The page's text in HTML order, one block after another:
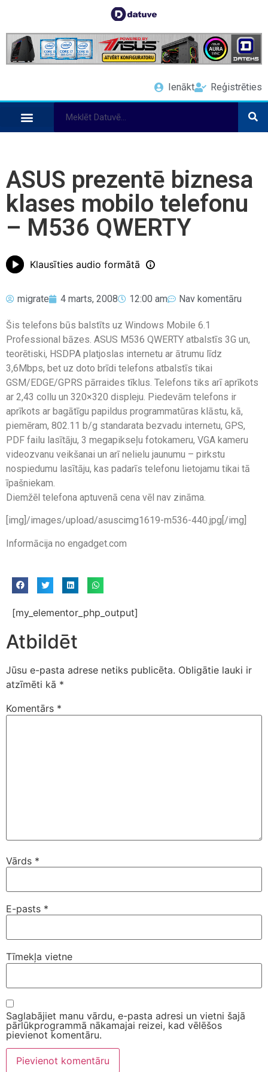
Ienākt Reģistrēties
ASUS prezentē biznesa
klases mobilo telefonu
– M536 QWERTY
Klausīties audio formātā
migrate 4 marts, 2008 12:00 am Nav komentāru
Šis telefons būs balstīts uz Windows Mobile 6.1
Professional bāzes. ASUS M536 QWERTY atbalstīs 3G un,
teorētiski, HSDPA platjoslas internetu ar ātrumu līdz
3,6Mbps, bet uz doto brīdi telefons atbalstīs tikai
GSM/EDGE/GPRS pārraides tīklus. Telefons tiks arī aprīkots
ar 2,43 collu un 320×320 displeju. Piedevām telefons ir
aprīkots ar bagātīgu papildus programmatūras klāstu, kā,
piemēram, 802.11 b/g standarata bezvadu internetu, GPS,
PDF failu lasītāju, 3 megapikseļu fotokameru, VGA kameru
videozvanu veikšanai un arī nelielu jaunumu – pirkstu
nospiedumu lasītāju, kas padarīs telefonu lietojamu tikai tā
īpašniekam.
Diemžēl telefona aptuvenā cena vēl nav zināma.
[img]/images/upload/asuscimg1619-m536-440.jpg[/img]
Informācija no engadget.com
[my_elementor_php_output]
Atbildēt
Jūsu e-pasta adrese netiks publicēta. Obligātie lauki ir
atzīmēti kā *
Komentārs *
Vārds *
E-pasts *
Tīmekļa vietne
Saglabājiet manu vārdu, e-pasta adresi un vietni šajā
pārlūkprogrammā nākamajai reizei, kad vēlēšos
pievienot komentāru.